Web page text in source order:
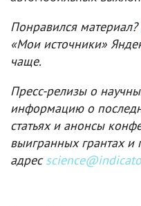
Понравился материал?
«Мои источники»
чаще.
Пресс-релизы о
информацию о
статьях и анонсы
выигранных грантах
адрес